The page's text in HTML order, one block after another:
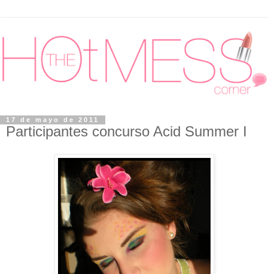
17 de mayo de 2011
Participantes concurso Acid Summer I